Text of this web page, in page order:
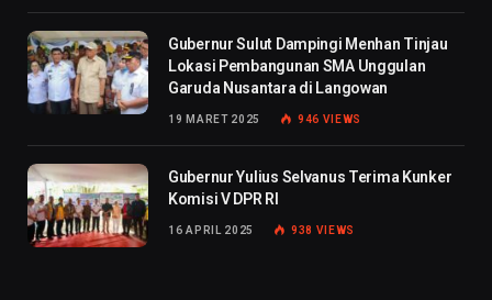
Gubernur Sulut Dampingi Menhan Tinjau
Lokasi Pembangunan SMA Unggulan
Garuda Nusantara di Langowan
19 MARET 2025 946 VIEWS
Gubernur Yulius Selvanus Terima Kunker
Komisi V DPR RI
16 APRIL 2025 938 VIEWS